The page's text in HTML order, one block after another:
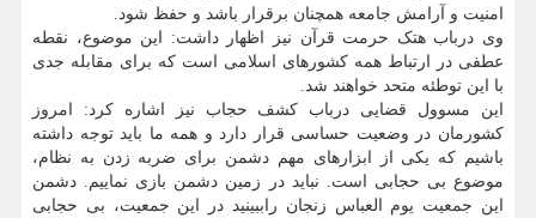
امنیت و آرامش جامعه همچنان برقرار باشد و حفظ شود.
وی درباب هتک حرمت قرآن نیز اظهار داشت: این موضوع، نقطه
عطفی در ارتباط همه کشورهای اسلامی است که برای مقابله جدی
با این توطئه متحد خواهند شد.
این مسوول قضایی درباب کشف حجاب نیز اشاره کرد: امروز
کشورمان در وضعیت حساسی قرار دارد و همه ما باید توجه داشته
باشیم که یکی از ابزارهای مهم دشمن برای ضربه زدن به نظام،
موضوع بی حجابی است. نباید در زمین دشمن بازی نماییم. دشمن
این جمعیت یوم العباس زنجان راببینید در این جمعیت، بی حجابی